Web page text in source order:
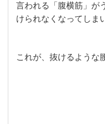
言われる「腹横筋」が
けられなくなってしま
これが、抜けるような